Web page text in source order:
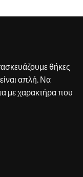
θήκες
απλή. Να
με χαρακτήρα που